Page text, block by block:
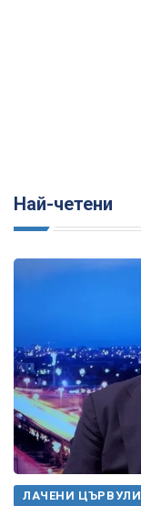
Най-четени
ЛАЧЕНИ ЦЪРВУЛИ